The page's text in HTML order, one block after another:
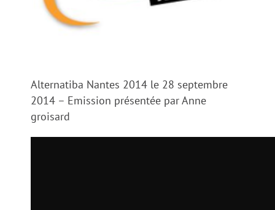
Alternatiba Nantes 2014 le 28 septembre
2014 – Emission présentée par Anne
groisard